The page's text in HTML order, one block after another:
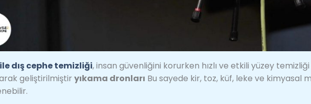
dış cephe temizliği, insan güvenliğini korurken hızlı ve etkili yüzey
geliştirilmiştir yıkama dronları Bu sayede kir, toz, küf, leke ve kimyasal